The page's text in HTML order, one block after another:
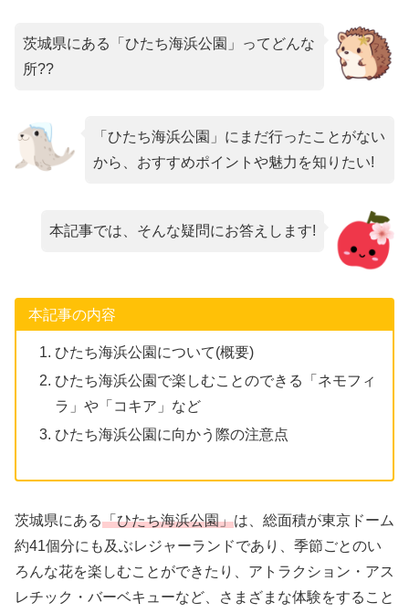
茨城県にある「ひたち海浜公園」ってどんな
所??
「ひたち海浜公園」にまだ行ったことがない
から、おすすめポイントや魅力を知りたい!
本記事では、そんな疑問にお答えします!
本記事の内容
ひたち海浜公園について(概要)
ひたち海浜公園で楽しむことのできる「ネモフィ
ラ」や「コキア」など
ひたち海浜公園に向かう際の注意点
茨城県にある「ひたち海浜公園」は、総面積が東京ドーム
約41個分にも及ぶレジャーランドであり、季節ごとのい
ろんな花を楽しむことができたり、アトラクション・アス
レチック・バーベキューなど、さまざまな体験をすること